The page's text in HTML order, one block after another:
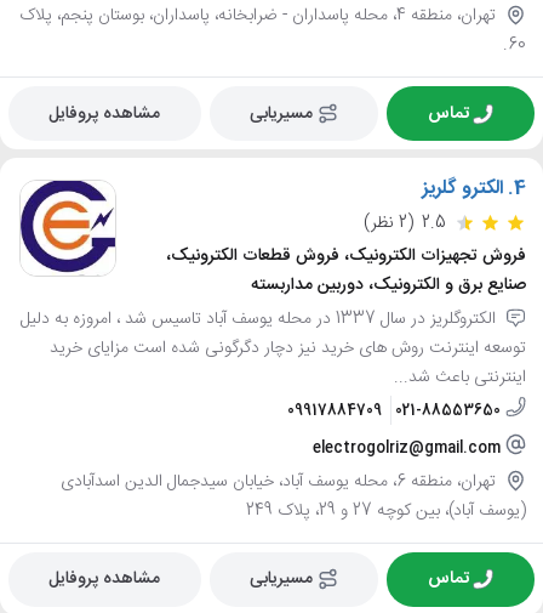
تهران، منطقه 4، محله پاسداران - ضرابخانه، پاسداران، بوستان پنجم، پلاک
60.
تماس مسیریابی مشاهده پروفایل
4. الکترو گلریز
2.5 (2 نظر)
فروش تجهیزات الکترونیک، فروش قطعات الکترونیک،
صنایع برق و الکترونیک، دوربین مداربسته
الکتروگلریز در سال 1337 در محله یوسف آباد تاسیس شد ، امروزه به دلیل
توسعه اینترنت روش های خرید نیز دچار دگرگونی شده است مزایای خرید
اینترنتی باعث شد...
021-88553650
09917884709
electrogolriz@gmail.com
تهران، منطقه 6، محله یوسف آباد، خیابان سیدجمال الدین اسدآبادی
(یوسف آباد)، بین کوچه 27 و 29، پلاک 249
تماس مسیریابی مشاهده پروفایل